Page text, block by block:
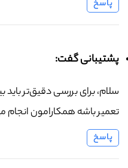
پاسخ
پشتیبانی گفت:
سلام، برای بررسی دقیق‌تر باید
تعمیر باشه همکارامون انجام
پاسخ